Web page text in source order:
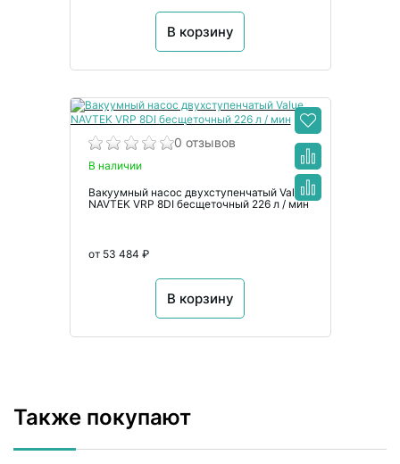
В корзину
0 отзывов
В наличии
Вакуумный насос двухступенчатый Value
NAVTEK VRP 8DI бесщеточный 226 л / мин
от 53 484 ₽
В корзину
Также покупают